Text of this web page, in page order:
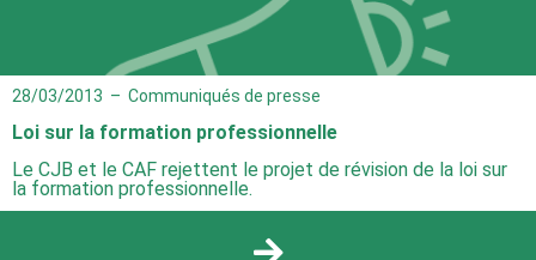
28/03/2013 – Communiqués de presse
Loi sur la formation professionnelle
Le CJB et le CAF rejettent le projet de révision de la loi sur
la formation professionnelle.